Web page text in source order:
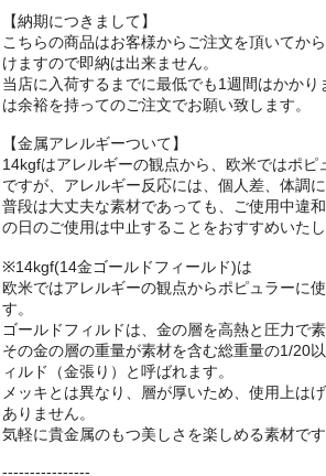
【納期につきまして】
こちらの商品はお客様からご注文を頂いてか
けますので即納は出来ません。
当店に入荷するまでに最低でも1週間はかかり
は余裕を持ってのご注文でお願い致します。
【金属アレルギーついて】
14kgfはアレルギーの観点から、欧米ではポピ
ですが、アレルギー反応には、個人差、体調
普段は大丈夫な素材であっても、ご使用中違
の日のご使用は中止することをおすすめいたし
※14kgf(14金ゴールドフィールド)は
欧米ではアレルギーの観点からポピュラーに
す。
ゴールドフィルドは、金の層を高熱と圧力で
その金の層の重量が素材を含む総重量の1/20
ィルド（金張り）と呼ばれます。
メッキとは異なり、層が厚いため、使用上は
ありません。
気軽に貴金属のもつ美しさを楽しめる素材です
----------------